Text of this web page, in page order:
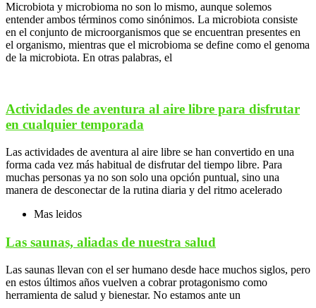
Microbiota y microbioma no son lo mismo, aunque solemos
entender ambos términos como sinónimos. La microbiota consiste
en el conjunto de microorganismos que se encuentran presentes en
el organismo, mientras que el microbioma se define como el genoma
de la microbiota. En otras palabras, el
Actividades de aventura al aire libre para disfrutar
en cualquier temporada
Las actividades de aventura al aire libre se han convertido en una
forma cada vez más habitual de disfrutar del tiempo libre. Para
muchas personas ya no son solo una opción puntual, sino una
manera de desconectar de la rutina diaria y del ritmo acelerado
Mas leidos
Las saunas, aliadas de nuestra salud
Las saunas llevan con el ser humano desde hace muchos siglos, pero
en estos últimos años vuelven a cobrar protagonismo como
herramienta de salud y bienestar. No estamos ante un